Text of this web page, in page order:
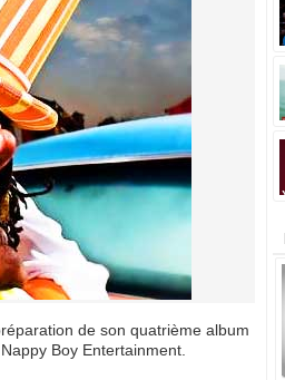
de son quatrième album
Boy Entertainment.